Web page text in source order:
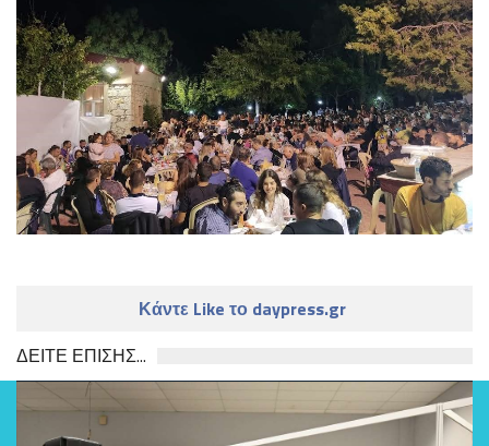
Κάντε Like το daypress.gr
ΔΕΙΤΕ ΕΠΙΣΗΣ...